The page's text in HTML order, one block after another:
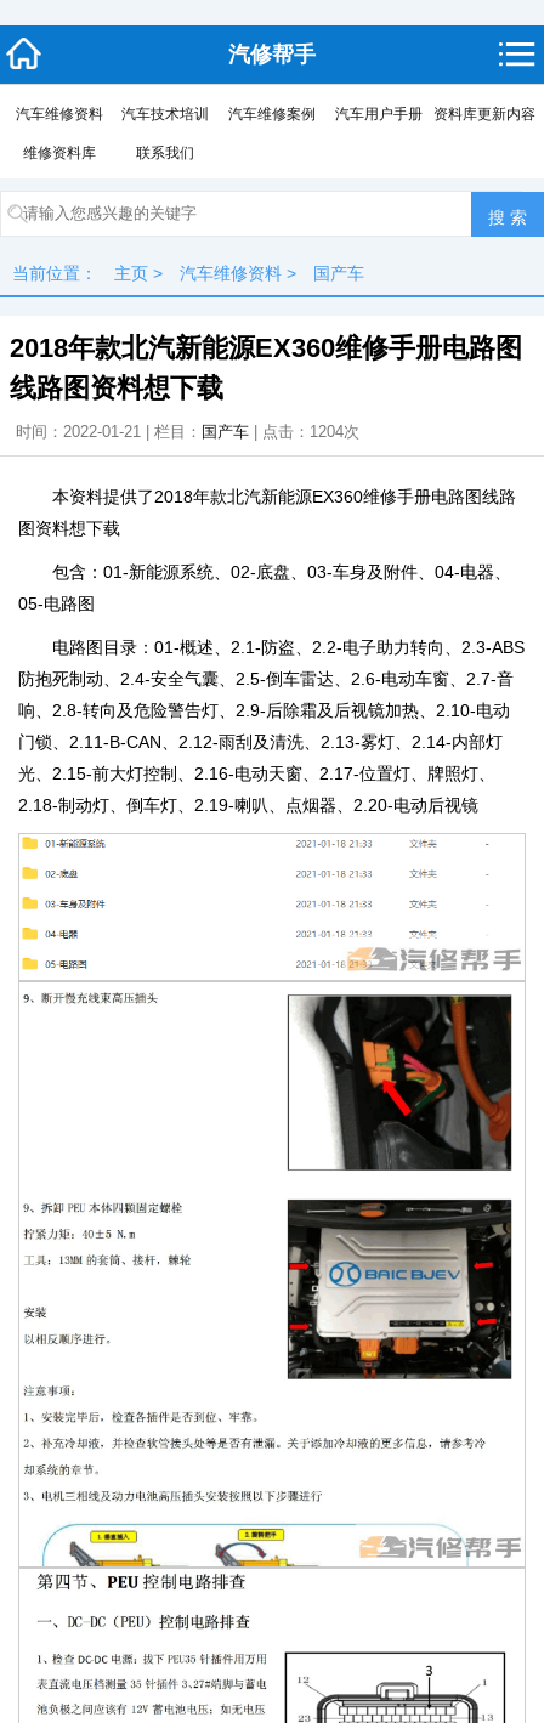
汽修帮手
汽车维修资料 汽车技术培训 汽车维修案例 汽车用户手册 资料库更新内容
维修资料库 联系我们
当前位置： 主页 > 汽车维修资料 > 国产车
2018年款北汽新能源EX360维修手册电路图
线路图资料想下载
时间：2022-01-21 | 栏目： 国产车 | 点击： 1204次
本资料提供了2018年款北汽新能源EX360维修手册电路图线路
图资料想下载
包含：01-新能源系统、02-底盘、03-车身及附件、04-电器、
05-电路图
电路图目录：01-概述、2.1-防盗、2.2-电子助力转向、2.3-ABS
防抱死制动、2.4-安全气囊、2.5-倒车雷达、2.6-电动车窗、2.7-音
响、2.8-转向及危险警告灯、2.9-后除霜及后视镜加热、2.10-电动
门锁、2.11-B-CAN、2.12-雨刮及清洗、2.13-雾灯、2.14-内部灯
光、2.15-前大灯控制、2.16-电动天窗、2.17-位置灯、牌照灯、
2.18-制动灯、倒车灯、2.19-喇叭、点烟器、2.20-电动后视镜